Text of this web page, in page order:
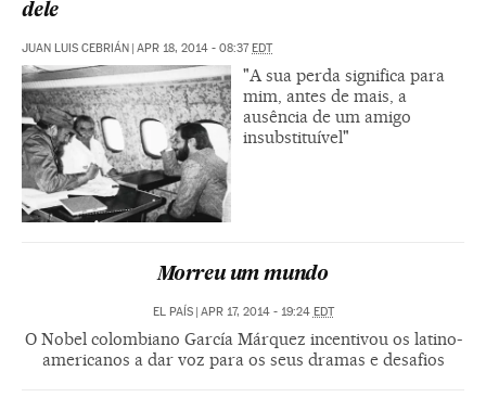
dele
JUAN LUIS CEBRIÁN | APR 18, 2014 - 08:37EDT
"A sua perda significa para
mim, antes de mais, a
ausência de um amigo
insubstituível"
Morreu um mundo
EL PAÍS | APR 17, 2014 - 19:24 EDT
O Nobel colombiano García Márquez incentivou os latino-
americanos a dar voz para os seus dramas e desafios